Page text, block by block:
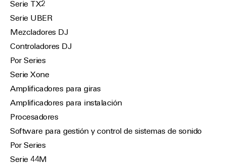
Serie TX2
Serie UBER
Mezcladores DJ
Controladores DJ
Por Series
Serie Xone
Amplificadores para giras
Amplificadores para instalación
Procesadores
Software para gestión y control de sistemas de sonido
Por Series
Serie 44M